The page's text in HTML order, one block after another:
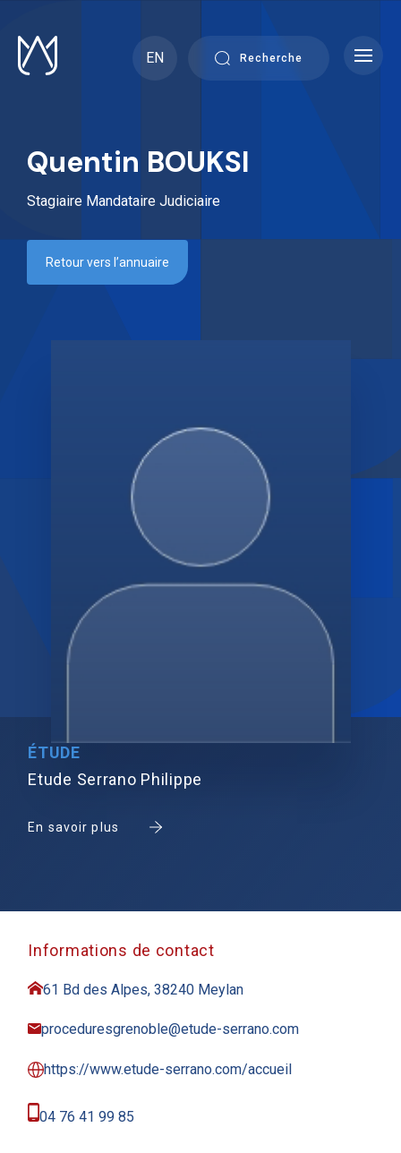
content
EN
Recherche
Quentin BOUKSI
Stagiaire Mandataire Judiciaire
Retour vers l’annuaire
ÉTUDE
Etude Serrano Philippe
En savoir plus
Informations de contact
61 Bd des Alpes, 38240 Meylan
proceduresgrenoble@etude-serrano.com
https://www.etude-serrano.com/accueil
04 76 41 99 85